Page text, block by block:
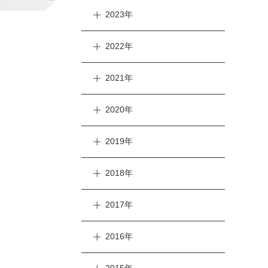
2023年
2022年
2021年
2020年
2019年
2018年
2017年
2016年